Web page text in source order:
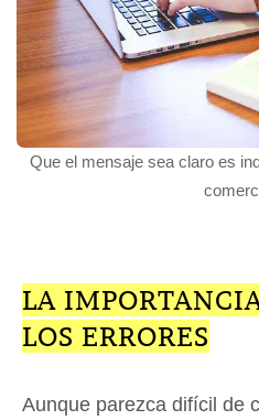
Que el mensaje sea claro es
LA
LOS ERRORES
Aunque parezca difícil de